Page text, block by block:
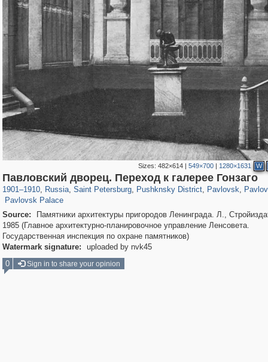
Sizes: 482×614| 549×700| 1280×1631 W
Павловский дворец. Переход к галерее Гонзаго
1901–1910, Russia
1,406,840 29,243
, Saint Petersburg
197,173 5,709
, Pushknsky District
11,385 655
, Pavlovsk
3,558 432
,
2,847
Pavlovsk Palace
324 8
Source:
Памятники архитектуры пригородов Ленинграда. Л.,
1985 (Главное архитектурно-планировочное управление Ленсовета.
Государственная инспекция по охране памятников)
Watermark signature:
uploaded by nvk45
0
Sign in to share your opinion